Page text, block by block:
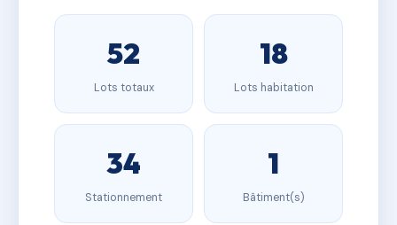
52
Lots totaux
18
Lots habitation
34
Stationnement
1
Bâtiment(s)